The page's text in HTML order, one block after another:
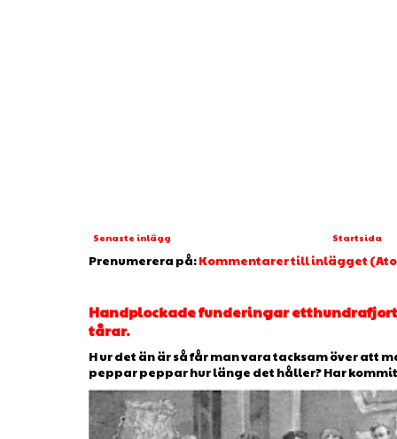
Senaste inlägg Startsida
Prenumerera på:Kommentarer till inlägget
Handplockade funderingar
tårar.
H ur det än är så får man vara tacksam över att
peppar peppar hur länge det håller? Har